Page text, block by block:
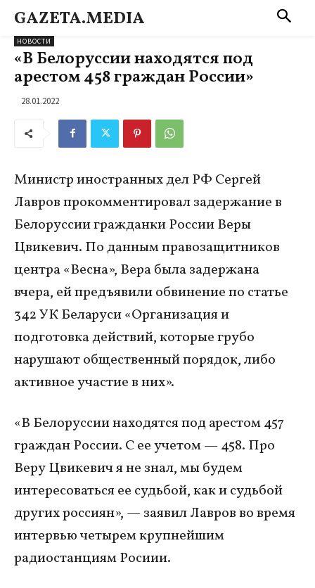
GAZETA.MEDIA
НОВОСТИ
«В Белоруссии находятся под
арестом 458 граждан России»
28.01.2022
Министр иностранных дел РФ Сергей
Лавров прокомментировал задержание в
Белоруссии гражданки России Веры
Цвикевич. По данным правозащитников
центра «Весна», Вера была задержана
вчера, ей предъявили обвинение по статье
342 УК Беларуси «Организация и
подготовка действий, которые грубо
нарушают общественный порядок, либо
активное участие в них».
«В Белоруссии находятся под арестом 457
граждан России. С ее учетом — 458. Про
Веру Цвикевич я не знал, мы будем
интересоваться ее судьбой, как и судьбой
других россиян», — заявил Лавров во время
интервью четырем крупнейшим
радиостанциям Росиии.